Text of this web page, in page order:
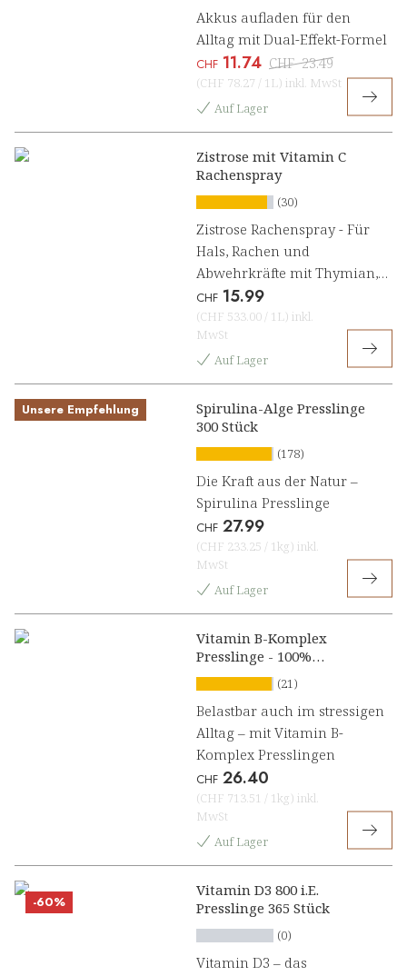
Akkus aufladen für den
Alltag mit Dual-Effekt-Formel
CHF 11.74 CHF 23.49
(CHF 78.27 / 1L) inkl. MwSt
Auf Lager
Zistrose mit Vitamin C
Rachenspray
(30)
Zistrose Rachenspray - Für
Hals, Rachen und
Abwehrkräfte mit Thymian,
Salbei und Vitamin C
CHF 15.99
(CHF 533.00 / 1L) inkl.
MwSt
Auf Lager
Unsere Empfehlung
Spirulina-Alge Presslinge
300 Stück
(178)
Die Kraft aus der Natur –
Spirulina Presslinge
CHF 27.99
(CHF 233.25 / 1kg) inkl.
MwSt
Auf Lager
Vitamin B-Komplex
Presslinge - 100%
natürlich
(21)
Belastbar auch im stressigen
Alltag – mit Vitamin B-
Komplex Presslingen
CHF 26.40
(CHF 713.51 / 1kg) inkl.
MwSt
Auf Lager
-60%
Vitamin D3 800 i.E.
Presslinge 365 Stück
(0)
Vitamin D3 – das